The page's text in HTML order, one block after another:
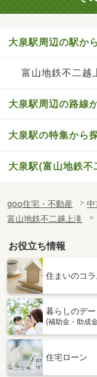
大泉駅周辺の駅か
富山地鉄不二越
大泉駅周辺の路線
大泉駅の特集から
大泉駅(富山地鉄
goo住宅・不動産 中
富山地鉄不二越上滝
お役立ち情報
住まいのコラ
暮らしのデー
(補助金・助成
住宅ローン